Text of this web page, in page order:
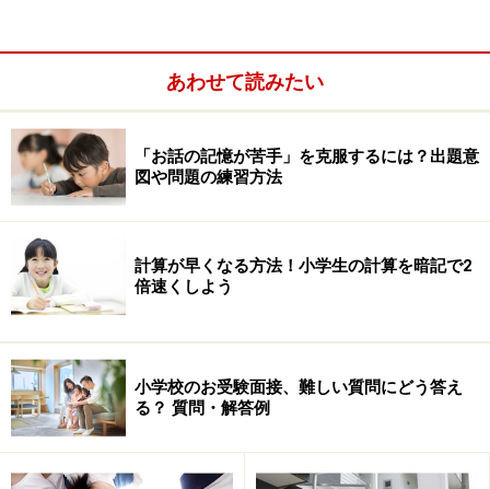
1/2 次のページへ
あわせて読みたい
「お話の記憶が苦手」を克服するには？出題意
図や問題の練習方法
計算が早くなる方法！小学生の計算を暗記で2
倍速くしよう
小学校のお受験面接、難しい質問にどう答え
る？ 質問・解答例